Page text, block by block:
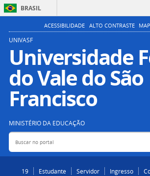
BRASIL
Acesso
ACESSIBILIDADE ALTO CONTRASTE
UNIVASF
Universidade
do Vale do São
Francisco
MINISTÉRIO DA EDUCAÇÃO
Buscar no portal
19
Estudante Servidor Ingresso